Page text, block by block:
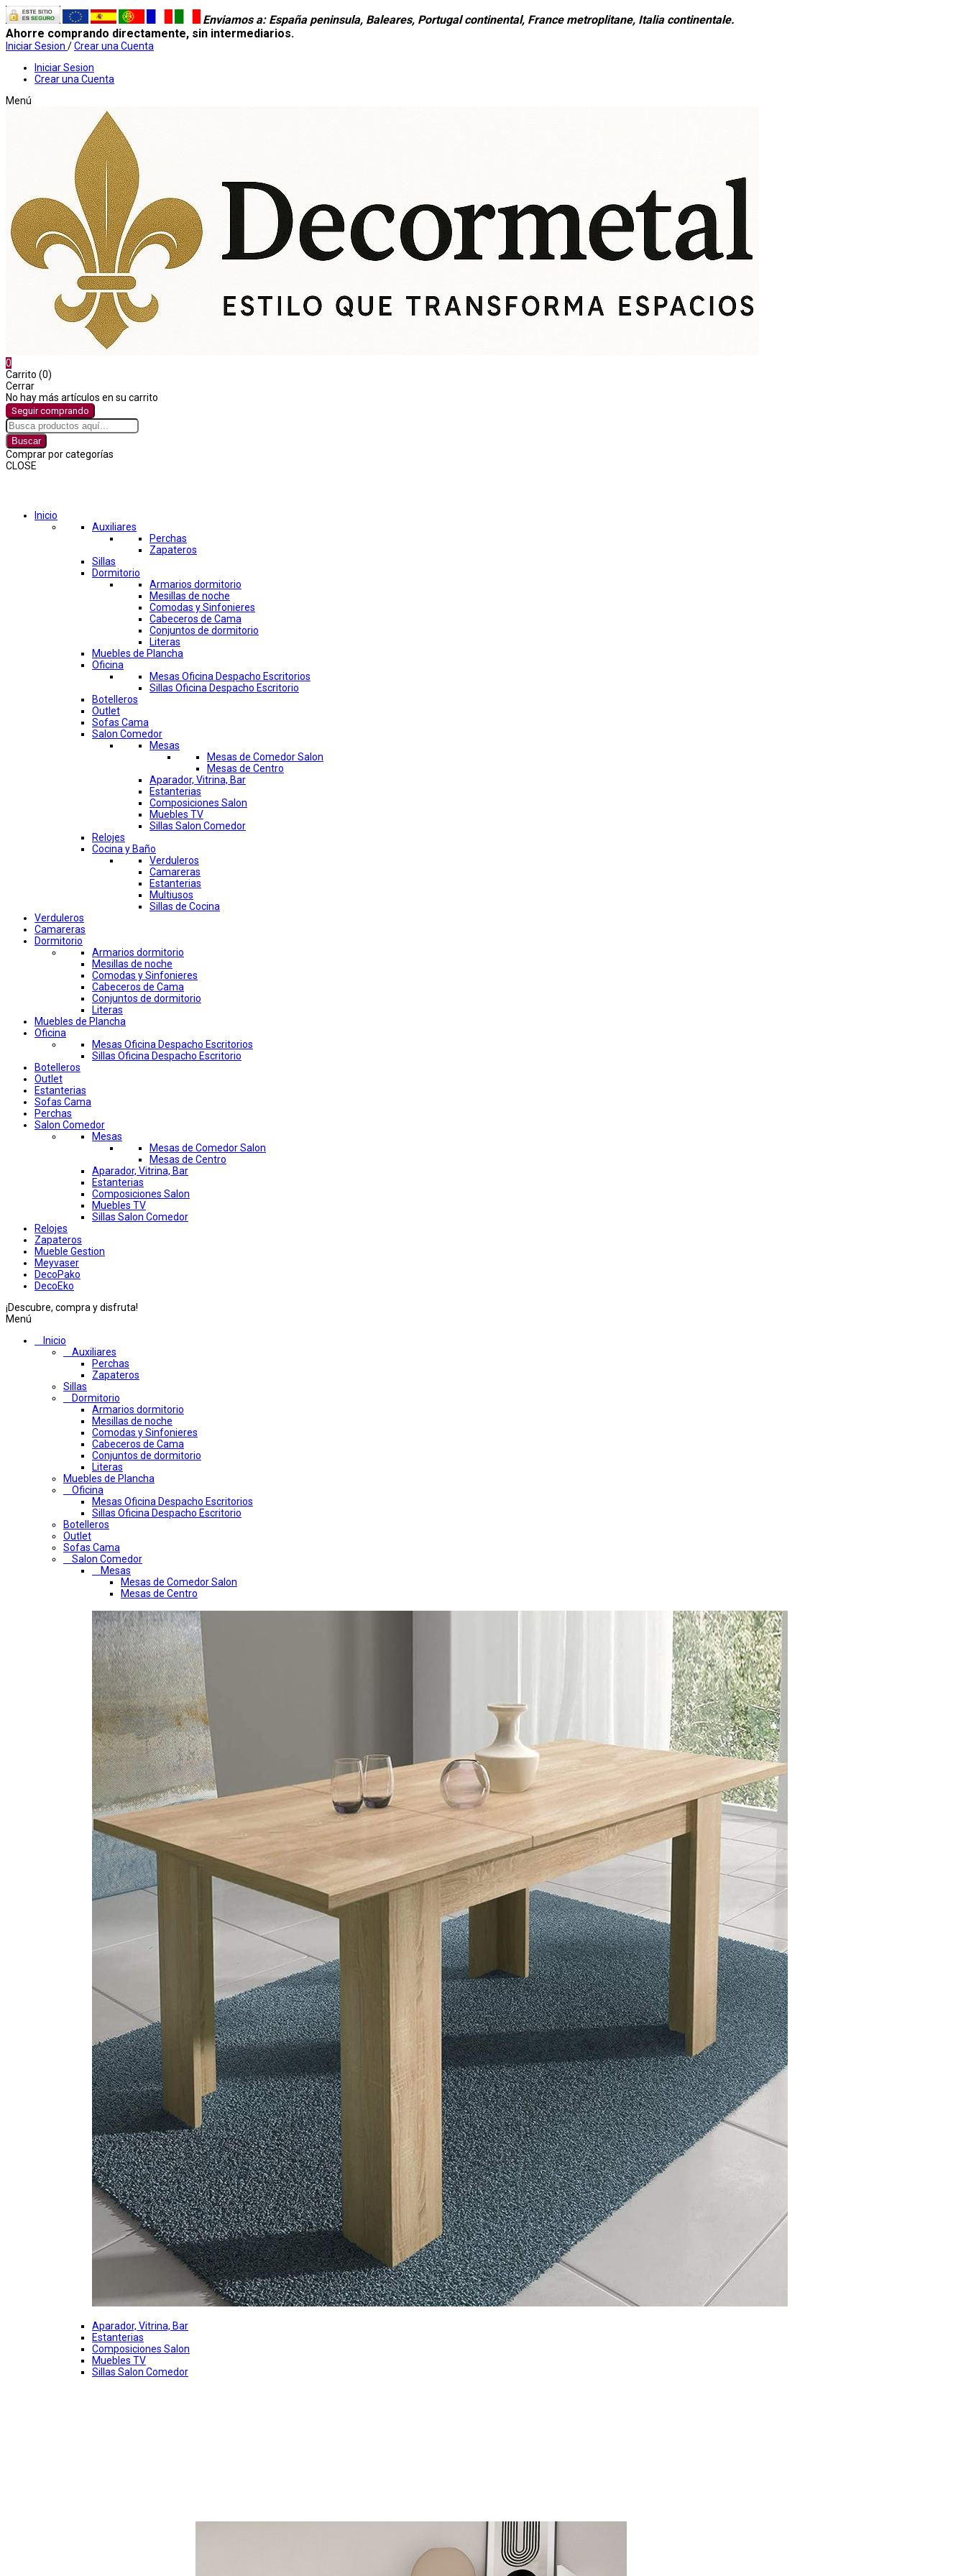
Enviamos a: España peninsula, Baleares, Portugal continental, France metroplitane, Italia continentale.
Ahorre comprando directamente, sin intermediarios.
Iniciar Sesion /Crear una Cuenta
Iniciar Sesion
Crear una Cuenta
Menú
0
Carrito (0)
Cerrar
No hay más artículos en su carrito
Seguir comprando
Buscar
Comprar por categorías
CLOSE
Inicio
Auxiliares
Perchas
Zapateros
Sillas
Dormitorio
Armarios dormitorio
Mesillas de noche
Comodas y Sinfonieres
Cabeceros de Cama
Conjuntos de dormitorio
Literas
Muebles de Plancha
Oficina
Mesas Oficina Despacho Escritorios
Sillas Oficina Despacho Escritorio
Botelleros
Outlet
Sofas Cama
Salon Comedor
Mesas
Mesas de Comedor Salon
Mesas de Centro
Aparador, Vitrina, Bar
Estanterias
Composiciones Salon
Muebles TV
Sillas Salon Comedor
Relojes
Cocina y Baño
Verduleros
Camareras
Estanterias
Multiusos
Sillas de Cocina
Verduleros
Camareras
Dormitorio
Armarios dormitorio
Mesillas de noche
Comodas y Sinfonieres
Cabeceros de Cama
Conjuntos de dormitorio
Literas
Muebles de Plancha
Oficina
Mesas Oficina Despacho Escritorios
Sillas Oficina Despacho Escritorio
Botelleros
Outlet
Estanterias
Sofas Cama
Perchas
Salon Comedor
Mesas
Mesas de Comedor Salon
Mesas de Centro
Aparador, Vitrina, Bar
Estanterias
Composiciones Salon
Muebles TV
Sillas Salon Comedor
Relojes
Zapateros
Mueble Gestion
Meyvaser
DecoPako
DecoEko
¡Descubre, compra y disfruta!
Menú
Inicio
Auxiliares
Perchas
Zapateros
Sillas
Dormitorio
Armarios dormitorio
Mesillas de noche
Comodas y Sinfonieres
Cabeceros de Cama
Conjuntos de dormitorio
Literas
Muebles de Plancha
Oficina
Mesas Oficina Despacho Escritorios
Sillas Oficina Despacho Escritorio
Botelleros
Outlet
Sofas Cama
Salon Comedor
Mesas
Mesas de Comedor Salon
Mesas de Centro
Aparador, Vitrina, Bar
Estanterias
Composiciones Salon
Muebles TV
Sillas Salon Comedor